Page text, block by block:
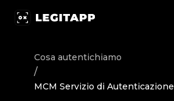
Cosa autentichiamo
/
MCM Servizio di Autenticazione